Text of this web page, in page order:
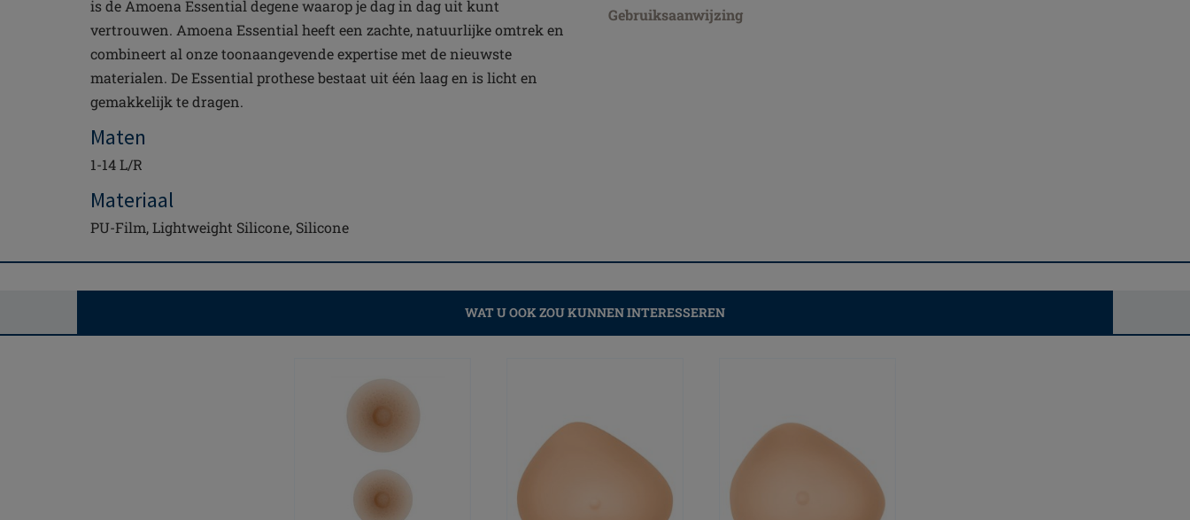
is de Amoena Essential degene waarop je dag in dag uit kunt
vertrouwen. Amoena Essential heeft een zachte, natuurlijke omtrek en
combineert al onze toonaangevende expertise met de nieuwste
materialen. De Essential prothese bestaat uit één laag en is licht en
gemakkelijk te dragen.
Maten
1-14 L/R
Materiaal
PU-Film, Lightweight Silicone, Silicone
Gebruiksaanwijzing
WAT U OOK ZOU KUNNEN INTERESSEREN